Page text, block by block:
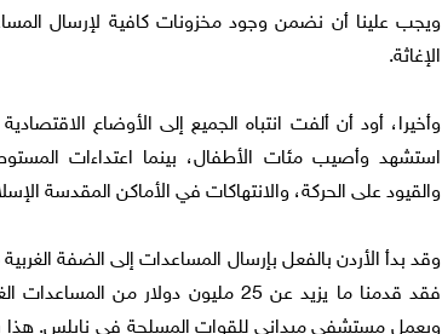
ويجب علينا أن نضمن وجود مخزونات كافية لإرسال
الإغاثة.
وأخيرا، أود أن ألفت انتباه الجميع إلى الأوضاع
استشهد وأصيب مئات الأطفال، بينما اعتداءات
والقيود على الحركة، والانتهاكات في الأماكن المقدسة
وقد بدأ الأردن بالفعل بإرسال المساعدات إلى الضفة